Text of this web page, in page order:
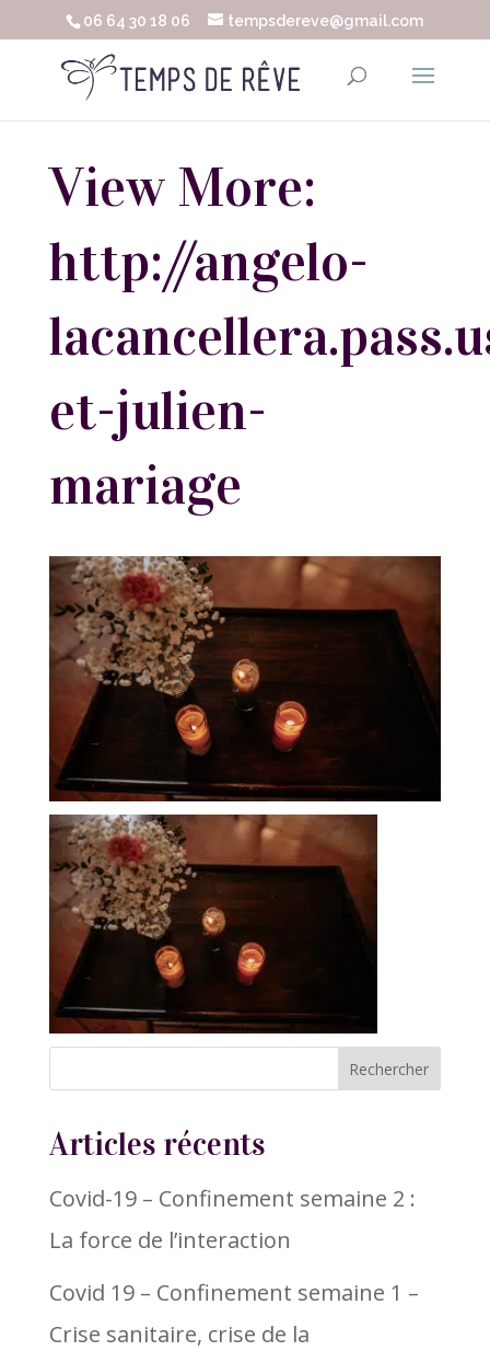
06 64 30 18 06 tempsdereve@gmail.com
View More:
http://angelo-
et-julien-
mariage
Articles récents
Covid-19 – Confinement semaine 2 :
La force de l’interaction
Covid 19 – Confinement semaine 1 –
Crise sanitaire, crise de la